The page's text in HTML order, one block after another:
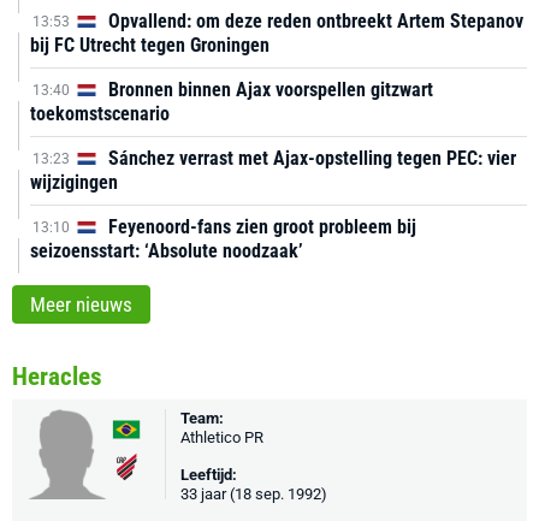
13:53
Opvallend: om deze reden ontbreekt Artem Stepanov
bij FC Utrecht tegen Groningen
13:40
Bronnen binnen Ajax voorspellen gitzwart
toekomstscenario
13:23
Sánchez verrast met Ajax-opstelling tegen PEC: vier
wijzigingen
13:10
Feyenoord-fans zien groot probleem bij
seizoensstart: ‘Absolute noodzaak’
Meer nieuws
Heracles
Team:
Athletico PR
Leeftijd:
33 jaar (18 sep. 1992)